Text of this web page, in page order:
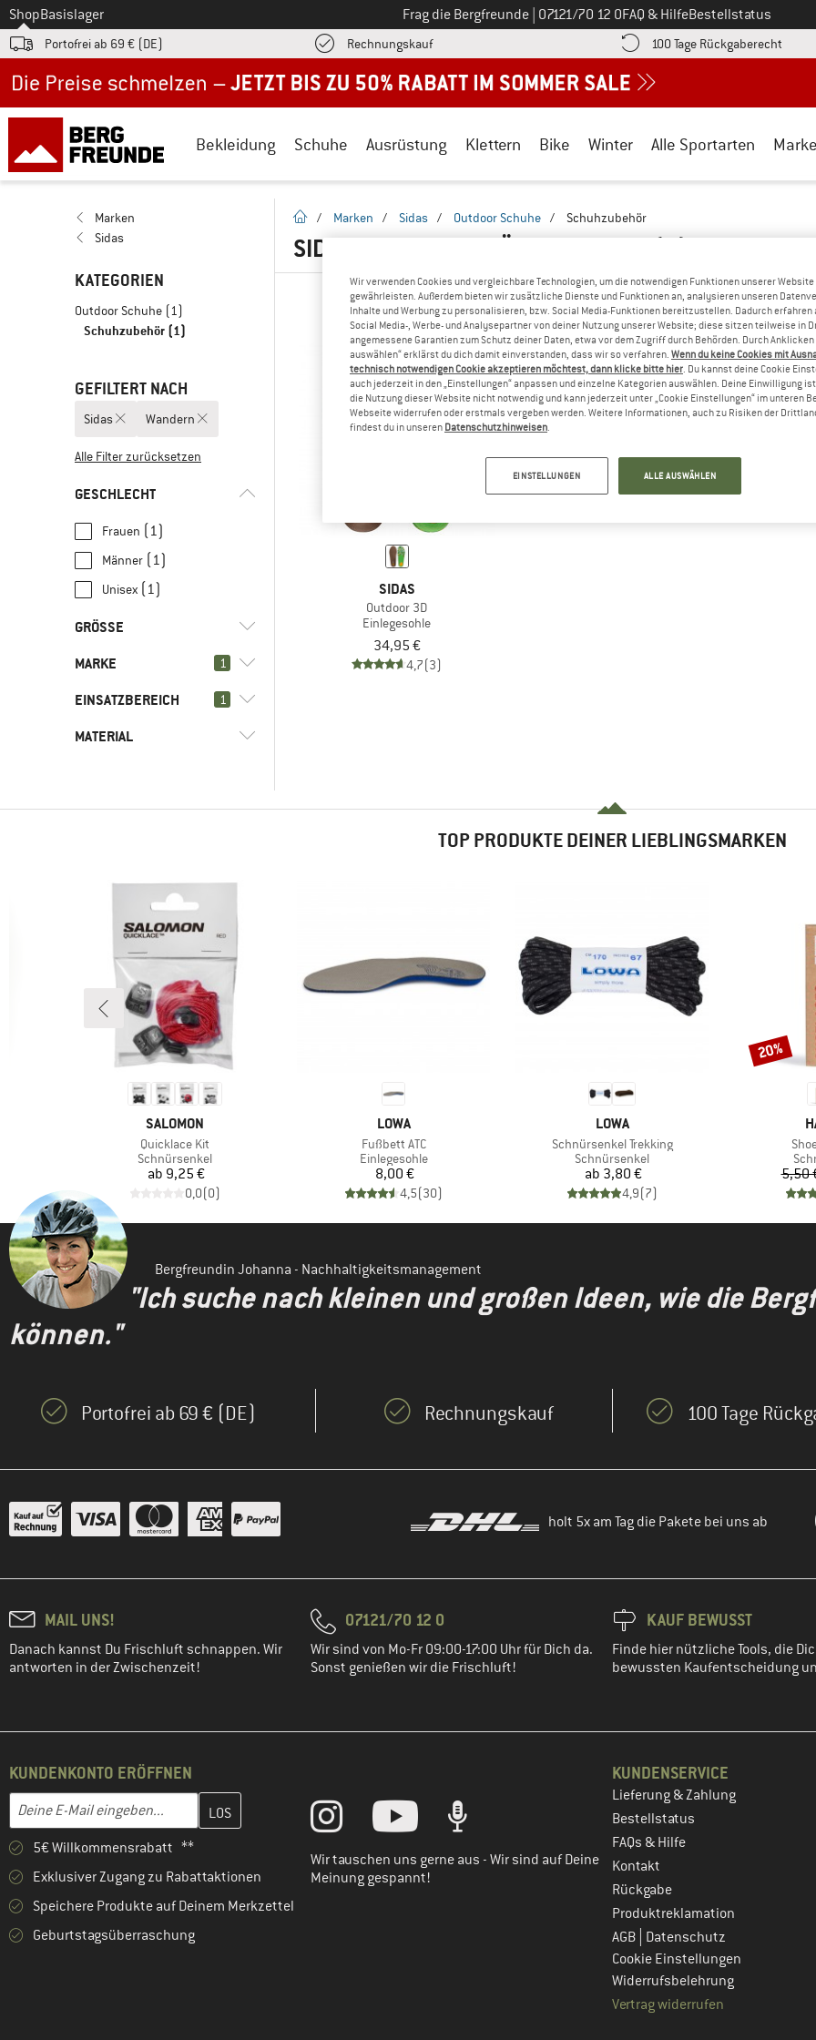
Zum
ShopBasislager Frag die Bergfreunde Ruf uns an unter
07121/70 12 0FAQ & HilfeBestellstatus
Portofrei ab 69 € (DE) RechnungskaufFinde die Zahlungs-Infos hier! Öffnet sich in einer Infobox
100 Tage Rückgaberecht
Bekleidung Schuhe Ausrüstung Klettern Bike Winter Alle Sportarten
Marken
Sidas
KATEGORIEN
Outdoor Schuhe (1)
Schuhzubehör (1)
GEFILTERT NACH
Sidas Wandern
Alle Filter zurücksetzen
GESCHLECHT
Frauen (1)
Männer (1)
Unisex (1)
GRÖSSE
35 39
41 42 43 45
46 48
MARKE 1
Salomon(1)
EINSATZBEREICH 1
Wandern
Roadrunning(3)
(3)
Trailrunning
Workout
MATERIAL
Startseite
/ Marken / Sidas / Outdoor Schuhe / Schuhzubehör
SIDAS SCHUHZUBEHÖR - WANDERN
SIDAS
Outdoor 3D
Einlegesohle
34,95 €
4,7(3)
TOP PRODUKTE DEINER LIEBLINGSMARKEN
MARKE
SALOMON
Artikel
Quicklace Kit
Produktgruppe
Schnürsenkel
Preis
ab 9,25 €
0,0(0)
MARKE
LOWA
Artikel
Fußbett ATC
Produktgruppe
Einlegesohle
Preis
8,00 €
4,5(30)
MARKE
LOWA
Artikel
Schnürsenkel Trekking
Produktgruppe
Schnürsenkel
Preis
ab 3,80 €
4,9(7)
5,50
Rabatt
20%
Bergfreundin Johanna - Nachhaltigkeitsmanagement
"Ich suche nach kleinen und großen Ideen, wie die
können."
Portofrei ab 69 € (DE) Rechnungskauf 100 Tage
holt 5x am Tag die Pakete bei uns ab
MAIL UNS!
Danach kannst Du Frischluft schnappen. Wir
antworten in der Zwischenzeit!
07121/70 12 0
Wir sind von Mo-Fr 09:00-17:00 Uhr für Dich da.
Sonst genießen wir die Frischluft!
KAUF BEWUSST
Finde hier nützliche Tools, die
bewussten Kaufentscheidung
KUNDENKONTO ERÖFFNEN
E-Mail-Adresse
Gib hier deine E-Mail-Adresse ein und erstelle im nächsten Schritt dein Kundenkonto
5€ Willkommensrabatt **
Exklusiver Zugang zu Rabattaktionen
Speichere Produkte auf Deinem Merkzettel
Geburtstagsüberraschung
Wir tauschen uns gerne aus - Wir sind auf Deine
Meinung gespannt!
KUNDENSERVICE
Lieferung & Zahlung
Bestellstatus
FAQs & Hilfe
Kontakt
Rückgabe
Produktreklamation
AGB Datenschutz
Cookie Einstellungen
Widerrufsbelehrung
Vertrag widerrufen
Wir verwenden Cookies und vergleichbare Technologien, um die notwendigen Funktionen unserer Website
gewährleisten. Außerdem bieten wir zusätzliche Dienste und Funktionen an, analysieren unseren
Inhalte und Werbung zu personalisieren, bzw. Social Media-Funktionen bereitzustellen. Dadurch erfahren
Social Media-, Werbe- und Analysepartner von deiner Nutzung unserer Website; diese sitzen teilweise in
angemessene Garantien zum Schutz deiner Daten, etwa vor dem Zugriff durch Behörden. Durch Anklicken
auswählen“ erklärst du dich damit einverstanden, dass wir so verfahren. Wenn du keine Cookies mit
technisch notwendigen Cookie akzeptieren möchtest, dann klicke bitte hier. Du kannst deine Cookie
auch jederzeit in den „Einstellungen“ anpassen und einzelne Kategorien auswählen. Deine Einwilligung
die Nutzung dieser Website nicht notwendig und kann jederzeit unter „Cookie Einstellungen“ im unteren
Webseite widerrufen oder erstmals vergeben werden. Weitere Informationen, auch zu Risiken der
findest du in unseren Datenschutzhinweisen.
EINSTELLUNGEN ALLE AUSWÄHLEN